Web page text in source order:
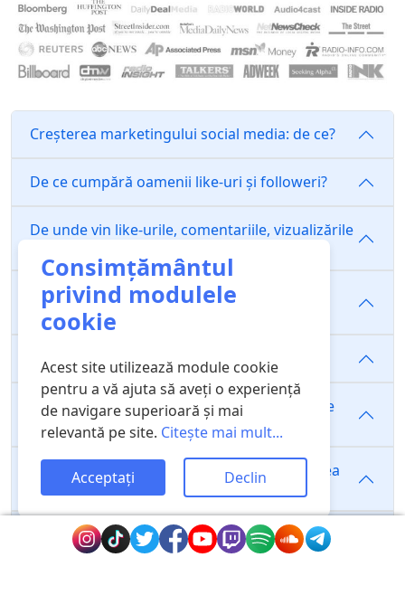
Creșterea marketingului social media: de ce?
De ce cumpără oamenii like-uri și followeri?
De unde vin like-urile, comentariile, vizualizările
și urmăritorii?
Cumpărarea de followers, like-uri sau
vizualizări îmbunătățește algoritmul?
Folosim roboți?
Cum se face că marketingul social media are
atât de mult succes?
Câți adepți sunt necesari pentru monetizarea
Snapchat?
Acest serviciu prezintă un risc pentru contul
Consimțământul
privind modulele
cookie
Acest site utilizează module cookie
pentru a vă ajuta să aveți o experiență
de navigare superioară și mai
relevantă pe site. Citește mai mult...
Acceptați Declin